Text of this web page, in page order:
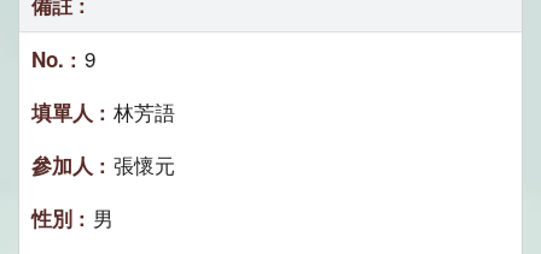
9
林芳語
張懷元
男